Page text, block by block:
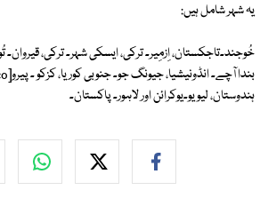
یہ شہر شامل ہیں:
خُوجند۔تاجکستان، اِزمِیر۔ ترکی، ایسکی شہر۔ ترکی،
ہندوستان، لیویو۔یوکرائن اور لاہور۔ پاکستان۔